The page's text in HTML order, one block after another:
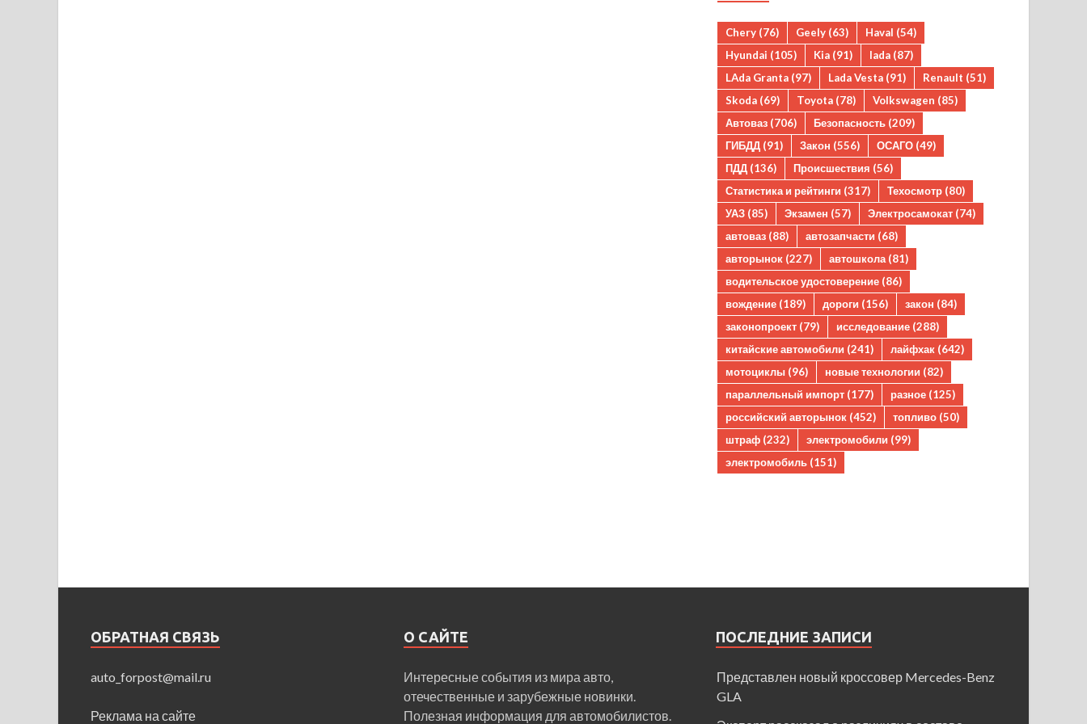
Chery (76) Geely (63) Haval (54)
Hyundai (105) Kia (91) lada (87)
LAda Granta (97) Lada Vesta (91) Renault (51)
Skoda (69) Toyota (78) Volkswagen (85)
Автоваз (706) Безопасность (209)
ГИБДД (91) Закон (556) ОСАГО (49)
ПДД (136) Происшествия (56)
Статистика и рейтинги (317) Техосмотр (80)
УАЗ (85) Экзамен (57) Электросамокат (74)
автоваз (88) автозапчасти (68)
авторынок (227) автошкола (81)
водительское удостоверение (86)
вождение (189) дороги (156) закон (84)
законопроект (79) исследование (288)
китайские автомобили (241) лайфхак (642)
мотоциклы (96) новые технологии (82)
параллельный импорт (177) разное (125)
российский авторынок (452) топливо (50)
штраф (232) электромобили (99)
электромобиль (151)
ОБРАТНАЯ СВЯЗЬ
auto_forpost@mail.ru
Реклама на сайте
О САЙТЕ
Интересные события из мира авто,
отечественные и зарубежные новинки.
Полезная информация для автомобилистов.
ПОСЛЕДНИЕ ЗАПИСИ
Представлен новый кроссовер Mercedes-Benz
GLA